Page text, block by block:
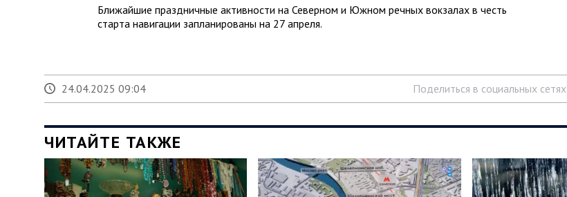
Ближайшие праздничные активности на Северном и Южном речных вокзалах в честь
старта навигации запланированы на 27 апреля.
24.04.2025 09:04 Поделиться в социальных сетях
ЧИТАЙТЕ ТАКЖЕ